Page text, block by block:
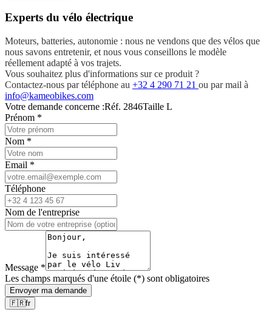
Experts du vélo électrique
Moteurs, batteries, autonomie : nous ne vendons que des vélos que
nous savons entretenir, et nous vous conseillons le modèle
réellement adapté à vos trajets.
Vous souhaitez plus d'informations sur ce produit ?
Contactez-nous par téléphone au +32 4 290 71 21 ou par mail à
info@kameobikes.com
Votre demande concerne :Réf. 2846Taille L
Prénom *
Nom *
Email *
Téléphone
Nom de l'entreprise
Message *
Les champs marqués d'une étoile (*) sont obligatoires
Envoyer ma demande
🇫🇷fr